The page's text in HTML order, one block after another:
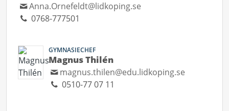
Anna.Ornefeldt@lidkoping.se
0768-777501
GYMNASIECHEF
Magnus Thilén
magnus.thilen@edu.lidkoping.se
0510-77 07 11